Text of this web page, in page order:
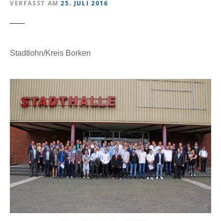
VERFASST AM 25. JULI 2016
Stadtlohn/Kreis Borken